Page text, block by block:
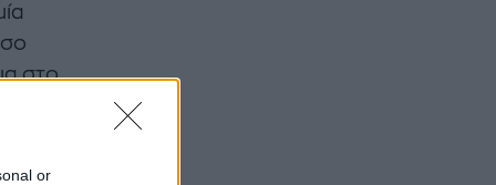
or
στο